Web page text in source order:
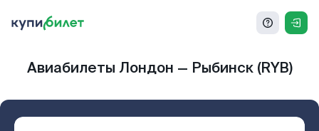
Авиабилеты Лондон — Рыбинск (RYB)